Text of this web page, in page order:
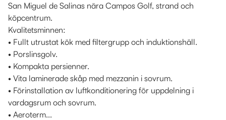
San Miguel de Salinas nära Campos Golf, strand och
köpcentrum.
Kvalitetsminnen:
• Fullt utrustat kök med filtergrupp och induktionshäll.
• Porslinsgolv.
• Kompakta persienner.
• Vita laminerade skåp med mezzanin i sovrum.
• Förinstallation av luftkonditionering för uppdelning i
vardagsrum och sovrum.
• Aeroterm...